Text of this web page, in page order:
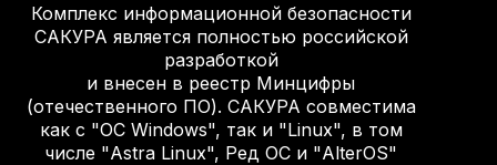
Комплекс информационной безопасности
САКУРА является полностью российской
разработкой
и внесен в реестр Минцифры
(отечественного ПО). САКУРА совместима
как с "ОС Windows", так и "Linux", в том
числе "Astra Linux", Ред ОС и "AlterOS"